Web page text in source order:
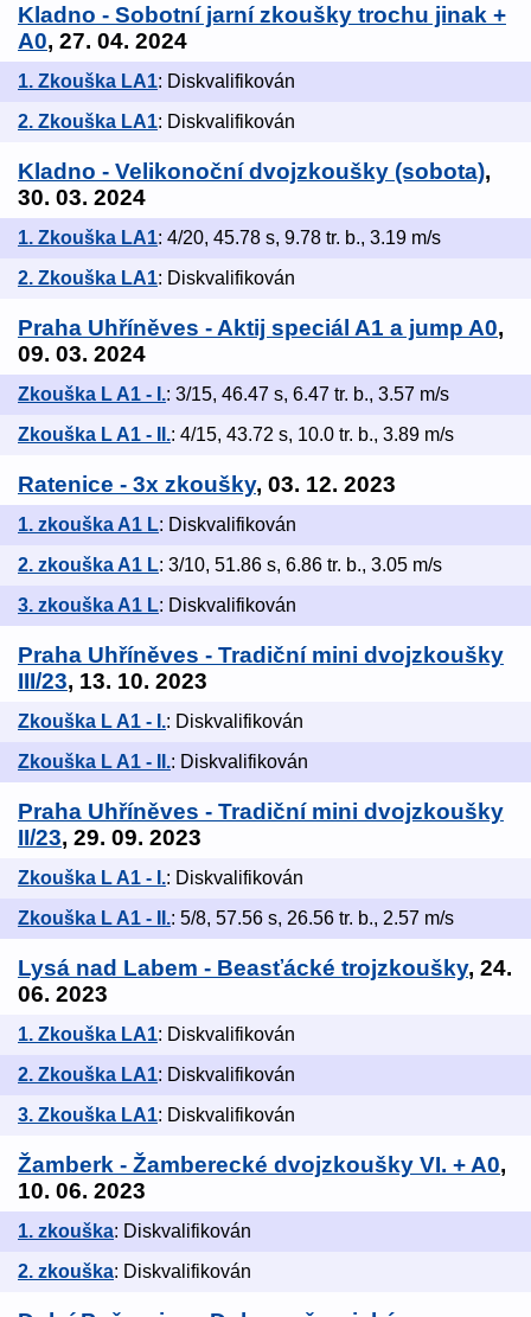
Kladno - Sobotní jarní zkoušky trochu jinak +
A0, 27. 04. 2024
1. Zkouška LA1: Diskvalifikován
2. Zkouška LA1: Diskvalifikován
Kladno - Velikonoční dvojzkoušky (sobota),
30. 03. 2024
1. Zkouška LA1: 4/20, 45.78 s, 9.78 tr. b., 3.19 m/s
2. Zkouška LA1: Diskvalifikován
Praha Uhříněves - Aktij speciál A1 a jump A0,
09. 03. 2024
Zkouška L A1 - I.: 3/15, 46.47 s, 6.47 tr. b., 3.57 m/s
Zkouška L A1 - II.: 4/15, 43.72 s, 10.0 tr. b., 3.89 m/s
Ratenice - 3x zkoušky, 03. 12. 2023
1. zkouška A1 L: Diskvalifikován
2. zkouška A1 L: 3/10, 51.86 s, 6.86 tr. b., 3.05 m/s
3. zkouška A1 L: Diskvalifikován
Praha Uhříněves - Tradiční mini dvojzkoušky
III/23, 13. 10. 2023
Zkouška L A1 - I.: Diskvalifikován
Zkouška L A1 - II.: Diskvalifikován
Praha Uhříněves - Tradiční mini dvojzkoušky
II/23, 29. 09. 2023
Zkouška L A1 - I.: Diskvalifikován
Zkouška L A1 - II.: 5/8, 57.56 s, 26.56 tr. b., 2.57 m/s
Lysá nad Labem - Beasťácké trojzkoušky, 24.
06. 2023
1. Zkouška LA1: Diskvalifikován
2. Zkouška LA1: Diskvalifikován
3. Zkouška LA1: Diskvalifikován
Žamberk - Žamberecké dvojzkoušky VI. + A0,
10. 06. 2023
1. zkouška: Diskvalifikován
2. zkouška: Diskvalifikován